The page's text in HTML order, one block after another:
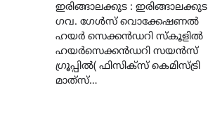
ഇരിങ്ങാലക്കുട : ഇരിങ്ങാലക്കുട
ഗവ. ഗേൾസ് വൊക്കേഷണൽ
ഹയർ സെക്കൻഡറി സ്കൂളിൽ
ഹയർസെക്കൻഡറി സയൻസ്
ഗ്രൂപ്പിൽ( ഫിസിക്സ് കെമിസ്ട്രി
മാത്‍സ്…